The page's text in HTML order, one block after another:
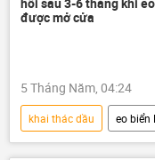
hồi sau 3-6 tháng khi
được mở cửa
5 Tháng Năm, 04:24
khai thác dầu eo biển
Iran
Israel